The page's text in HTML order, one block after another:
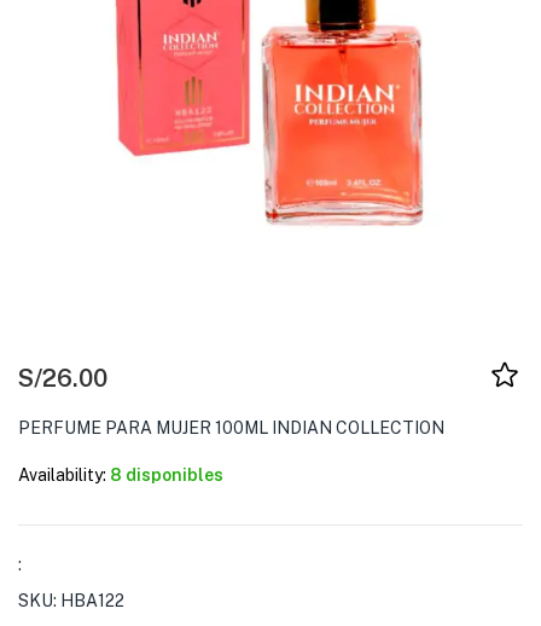
S/26.00
PERFUME PARA MUJER 100ML INDIAN COLLECTION
Availability: 8 disponibles
:
SKU: HBA122